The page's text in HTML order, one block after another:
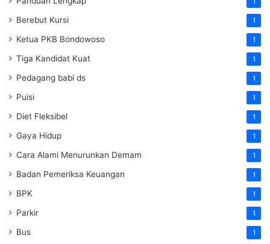
Berebut Kursi 1
Ketua PKB Bondowoso 1
Tiga Kandidat Kuat 1
Pedagang babi ds 1
Puisi 1
Diet Fleksibel 1
Gaya Hidup 1
Cara Alami Menurunkan Demam 1
Badan Pemeriksa Keuangan 1
BPK 1
Parkir 1
Bus 1